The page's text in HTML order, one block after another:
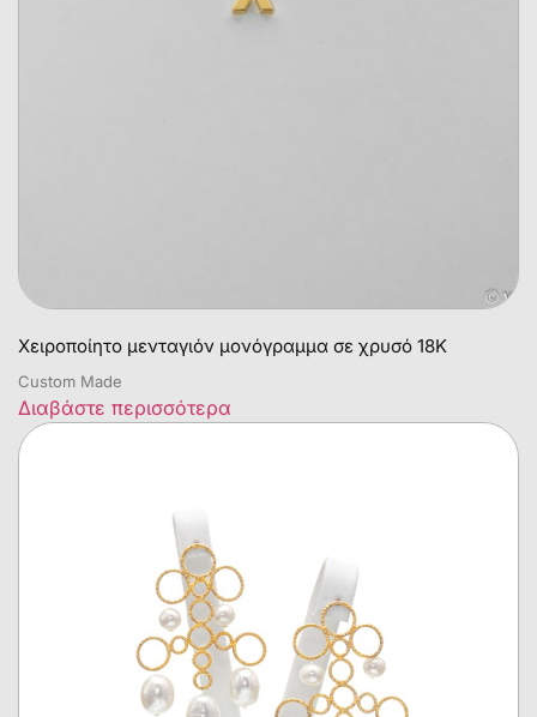
Χειροποίητο μενταγιόν μονόγραμμα σε χρυσό 18Κ
Custom Made
Διαβάστε περισσότερα